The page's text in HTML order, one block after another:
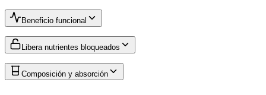
Beneficio funcional
Libera nutrientes bloqueados
Composición y absorción